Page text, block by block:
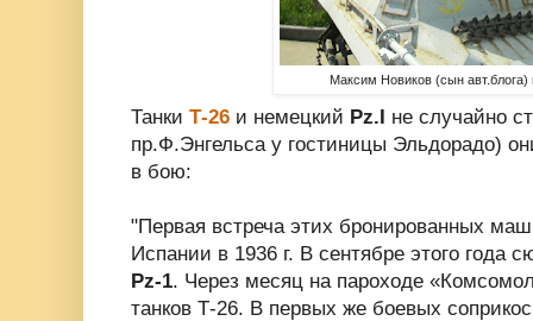
Максим Новиков (сын авт.блога)
Танки Т-26 и немецкий Pz.I не случайно
пр.Ф.Энгельса у гостиницы Эльдорадо)
в бою:
"Первая встреча этих бронированных
Испании в 1936 г. В сентябре этого года
Pz-1. Через месяц на пароходе
танков Т-26. В первых же боевых